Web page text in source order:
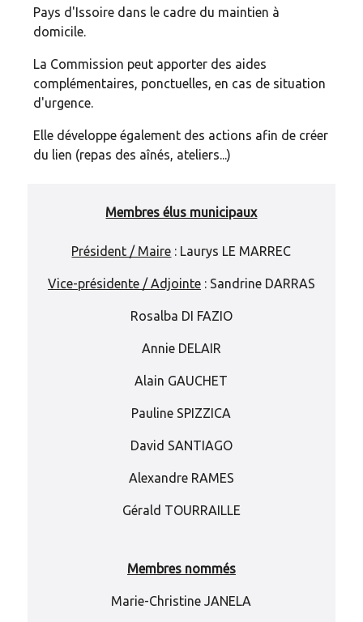
Pays d'Issoire dans le cadre du maintien à
domicile.
La Commission peut apporter des aides
complémentaires, ponctuelles, en cas de situation
d'urgence.
Elle développe également des actions afin de créer
du lien (repas des aînés, ateliers...)
Membres élus municipaux
Président / Maire : Laurys LE MARREC
Vice-présidente / Adjointe: Sandrine DARRAS
Rosalba DI FAZIO
Annie DELAIR
Alain GAUCHET
Pauline SPIZZICA
David SANTIAGO
Alexandre RAMES
Gérald TOURRAILLE
Membres nommés
Marie-Christine JANELA